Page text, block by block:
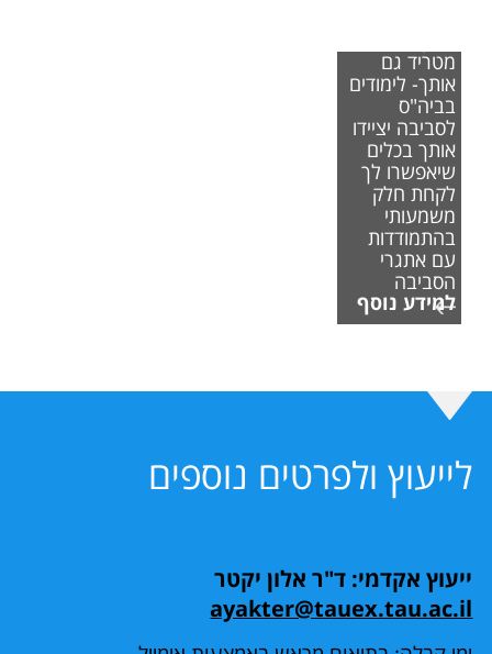
מטריד גם
אותך- לימודים
בביה"ס
לסביבה יציידו
אותך בכלים
שיאפשרו לך
לקחת חלק
משמעותי
בהתמודדות
עם אתגרי
הסביבה
למידע נוסף
לייעוץ ולפרטים נוספים
ייעוץ אקדמי: ד"ר אלון יקטר
ayakter@tauex.tau.ac.il